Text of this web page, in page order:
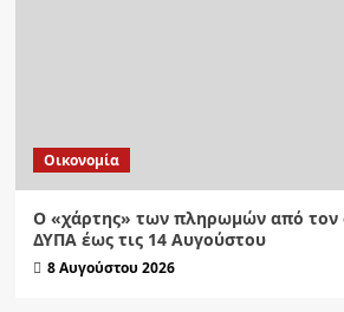
Οικονομία
Ο «χάρτης» των πληρωμών από τον
ΔΥΠΑ έως τις 14 Αυγούστου
8 Αυγούστου 2026